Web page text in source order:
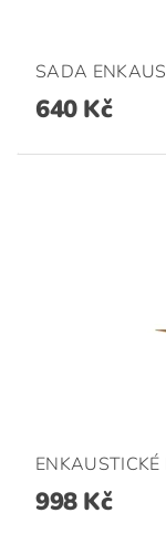
SADA
640 Kč
ENKAUSTICKÉ
998 Kč